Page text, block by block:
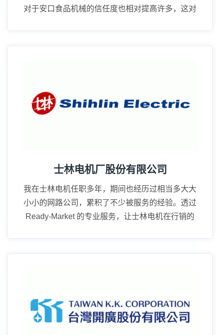
对于安口食品机械的信任度也相对提高许多，这对
士林电机厂股份有限公司
我在士林电机任职多年，期间也经历过相当多大大
小小的网路公司，累积了不少被服务的经验。透过
Ready-Market 的专业服务，让士林电机在行销的